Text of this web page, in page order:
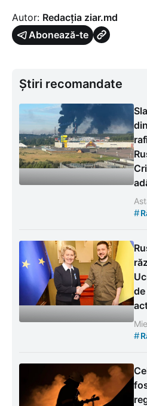
Autor: Redacția ziar.md
Abonează-te
Știri recomandate
#
#